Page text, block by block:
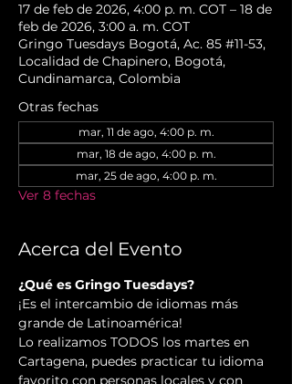
17 de feb de 2026, 4:00 p. m. COT – 18 de
feb de 2026, 3:00 a. m. COT
Gringo Tuesdays Bogotá, Ac. 85 #11-53,
Localidad de Chapinero, Bogotá,
Cundinamarca, Colombia
Otras fechas
mar, 11 de ago, 4:00 p. m.
mar, 18 de ago, 4:00 p. m.
mar, 25 de ago, 4:00 p. m.
Ver 8 fechas
Acerca del Evento
¿Qué es Gringo Tuesdays?
¡Es el intercambio de idiomas más
grande de Latinoamérica!
Lo realizamos TODOS los martes en
Cartagena, puedes practicar tu idioma
favorito con personas locales y con